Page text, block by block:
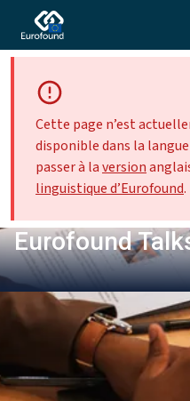
Cette page n’est
disponible dans la
passer à laversion
linguistique d’Eurofound.
Eurofound